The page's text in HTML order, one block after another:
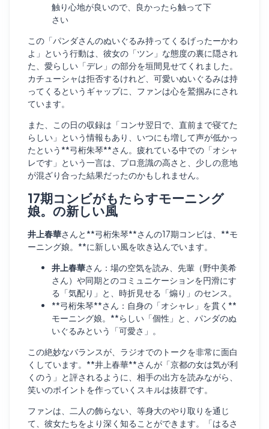
触り心地が良いので、良かったら触って下
さい
この「パンダさんのぬいぐるみ持ってくるげったーかわ
よ」という行動は、彼女の「ツン」な態度の裏に隠され
た、愛らしい「デレ」の部分を垣間見せてくれました。
カチューシャは拒否するけれど、可愛いぬいぐるみは持
ってくるというギャップに、ファンは心を鷲掴みにされ
ています。
また、この日の収録は「コンサ翌日で、直前まで寝てた
らしい」という情報もあり、いつにも増して声が低かっ
たという**弓桁朱琴**さん。疲れている中での「オシャ
レです」という一言は、プロ意識の高さと、少しの意地
が混ざり合った結果だったのかもしれません。
17期コンビがもたらすモーニング
娘。の新しい風
井上春華さんと**弓桁朱琴**さんの17期コンビは、**モ
ーニング娘。**に新しい風を吹き込んでいます。
井上春華さん：場の空気を読み、先輩（野中美希
さん）や同期とのコミュニケーションを円滑にす
る「気配り」と、時折見せる「煽り」のセンス。
**弓桁朱琴**さん：自身の「オシャレ」を貫く**
モーニング娘。**らしい「個性」と、パンダのぬ
いぐるみという「可愛さ」。
この絶妙なバランスが、ラジオでのトークを非常に面白
くしています。**井上春華**さんが「京都の女は気が利
くのう」と評されるように、相手の出方を読みながら、
笑いのポイントを作っていくスキルは抜群です。
ファンは、二人の飾らない、等身大のやり取りを通じ
て、彼女たちをより深く知ることができます。「はるさ